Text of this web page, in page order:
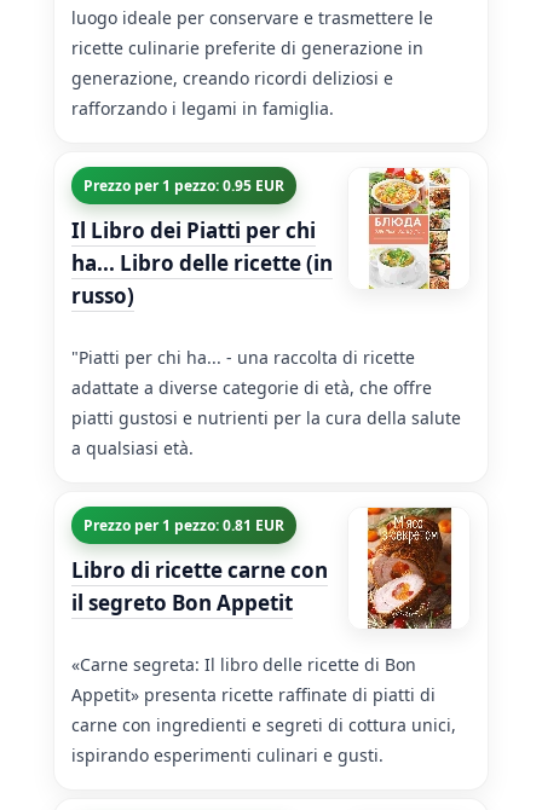
luogo ideale per conservare e trasmettere le
ricette culinarie preferite di generazione in
generazione, creando ricordi deliziosi e
rafforzando i legami in famiglia.
Prezzo per 1 pezzo: 0.95 EUR
Il Libro dei Piatti per chi
ha... Libro delle ricette (in
russo)
"Piatti per chi ha... - una raccolta di ricette
adattate a diverse categorie di età, che offre
piatti gustosi e nutrienti per la cura della salute
a qualsiasi età.
Prezzo per 1 pezzo: 0.81 EUR
Libro di ricette carne con
il segreto Bon Appetit
«Carne segreta: Il libro delle ricette di Bon
Appetit» presenta ricette raffinate di piatti di
carne con ingredienti e segreti di cottura unici,
ispirando esperimenti culinari e gusti.